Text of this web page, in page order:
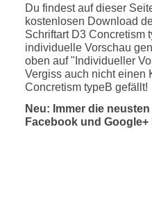
Du findest auf dieser
kostenlosen Download
Schriftart D3 Concretism
individuelle Vorschau
oben auf "Individueller
Vergiss auch nicht einen
Concretism typeB gefällt!
Neu: Immer die
Facebook und Google+